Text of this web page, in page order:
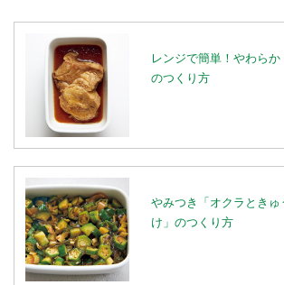
レンジで簡単！やわらか
のつくり方
やみつき「オクラとき
け」のつくり方